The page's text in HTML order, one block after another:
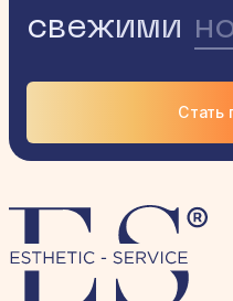
свежими
Стать